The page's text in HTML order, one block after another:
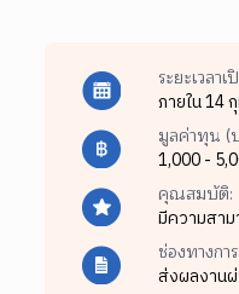
ระยะเวลา
ภายใน 14
มูลค่าทุน (
1,000 -
คุณสมบัติ:
มีความสา
ช่องทางกา
ส่งผลงาน